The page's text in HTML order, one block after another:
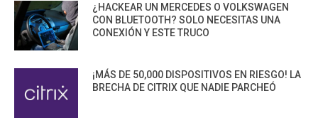
¿HACKEAR UN MERCEDES O VOLKSWAGEN
CON BLUETOOTH? SOLO NECESITAS UNA
CONEXIÓN Y ESTE TRUCO
¡MÁS DE 50,000 DISPOSITIVOS EN RIESGO! LA
BRECHA DE CITRIX QUE NADIE PARCHEÓ